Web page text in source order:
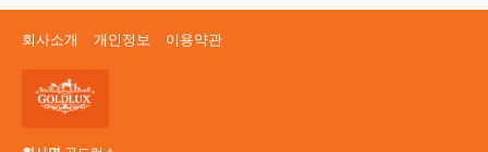
회사소개 개인정보 이용약관